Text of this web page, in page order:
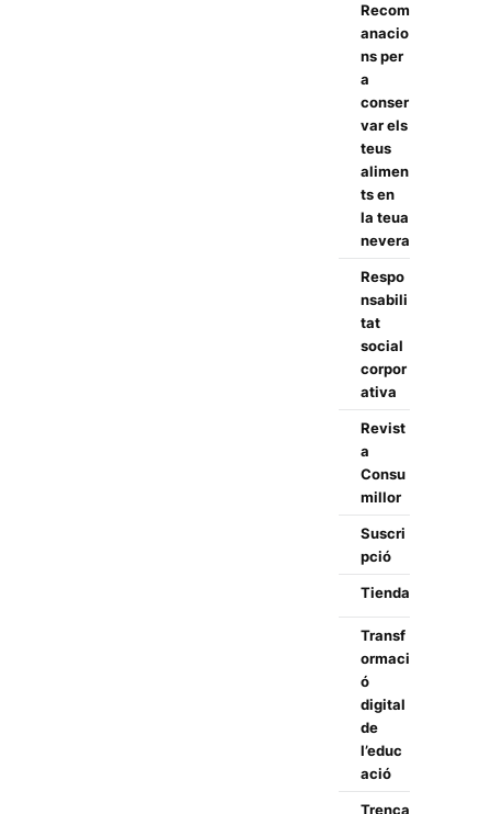
Recom
anacio
ns per
a
conser
var els
teus
alimen
ts en
la teua
nevera
Respo
nsabili
tat
social
corpor
ativa
Revist
a
Consu
millor
Suscri
pció
Tienda
Transf
ormaci
ó
digital
de
l’educ
ació
Trenca